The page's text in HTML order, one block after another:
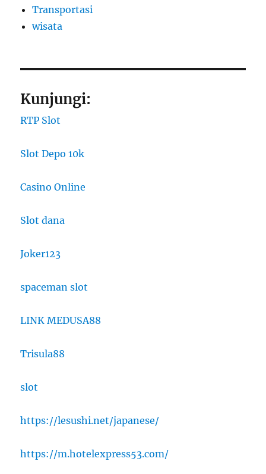
Transportasi
wisata
Kunjungi:
RTP Slot
Slot Depo 10k
Casino Online
Slot dana
Joker123
spaceman slot
LINK MEDUSA88
Trisula88
slot
https://lesushi.net/japanese/
https://m.hotelexpress53.com/